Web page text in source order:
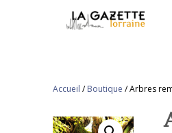
Accueil /Boutique /Arbres